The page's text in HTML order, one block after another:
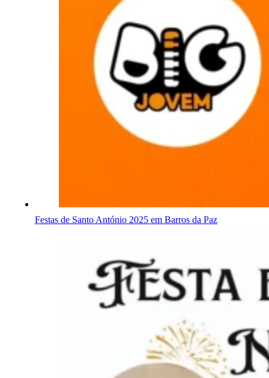
Festas de Santo António 2025 em Barros da Paz